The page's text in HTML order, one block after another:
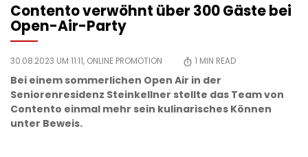
Contento verwöhnt über 300 Gäste bei
Open-Air-Party
30.08.2023 UM 11:11, ONLINE PROMOTION 1 MIN READ
Bei einem sommerlichen Open Air in der
Seniorenresidenz Steinkellner stellte das Team von
Contento einmal mehr sein kulinarisches Können
unter Beweis.